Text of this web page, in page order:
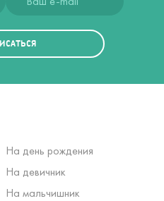
На день рождения
На девичник
На мальчишник